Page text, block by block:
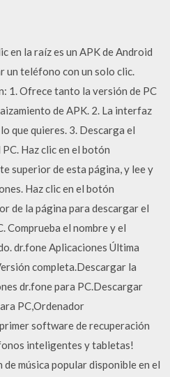
en la raíz es un APK de Android
un teléfono con un solo clic.
1. Ofrece tanto la versión de PC
de APK. 2. La interfaz
que quieres. 3. Descarga el
Haz clic en el botón
superior de esta página, y lee y
Haz clic en el botón
de la página para descargar el
Comprueba el nombre y el
dr.fone Aplicaciones Última
completa.Descargar la
dr.fone para PC.Descargar
PC,Ordenador
software de recuperación
inteligentes y tabletas!
música popular disponible en el